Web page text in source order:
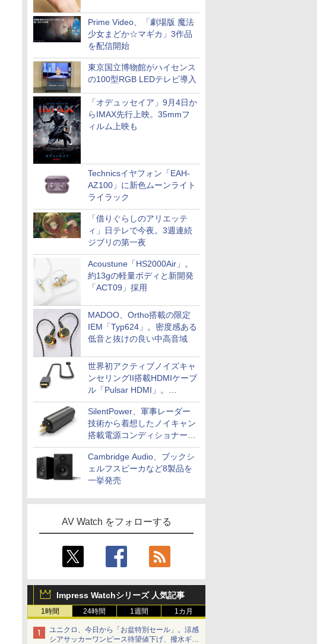
Prime Video、「劇場版 魔法
少女まどか☆マギカ」3作品
を配信開始
東京国立博物館がハイセンス
の100型RGB LEDテレビ導入
「オデュッセイア」9月4日か
らIMAX先行上映。35mmフ
ィルム上映も
Technicsイヤフォン「EAH-
AZ100」に新色ムーンライト
ライラック
「借りぐらしのアリエッテ
ィ」日テレで今夜。3週連続
ジブリの第一夜
Acoustune「HS2000Air」。
約13gの軽量ボディと新開発
「ACT09」採用
MADOO、Ortho搭載の限定
IEM「Typ624」。密度感ある
低音と抜けの良い中高音域
世界初アクティブノイズキャ
ンセリングII搭載HDMIケーブ
ル「Pulsar HDMI」。
SilentPowerから
SilentPower、軍事レーダー
技術から着想したノイキャン
搭載電源コンディショナー
「AC iPurifier2」
Cambridge Audio、ブックシ
ェルフスピーカなど8製品を
一挙発売
AV Watch をフォローする
Impress Watchシリーズ 人気記事
1時間 24時間 1週間 1カ月
ユニクロ、今日から「お盆特別セール」。涼感
シアサッカーワンピース待望値下げ、撥水ギア